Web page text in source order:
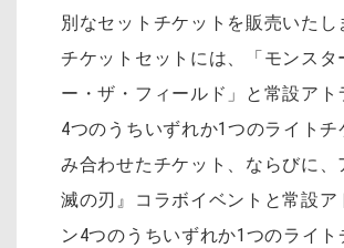
別なセットチケットを販売いたし
チケットセットには、「モンスタ
ー・ザ・フィールド」と常設アト
4つのうちいずれか1つのライトチ
み合わせたチケット、ならびに、
滅の刃』コラボイベントと常設ア
ン4つのうちいずれか1つのライト